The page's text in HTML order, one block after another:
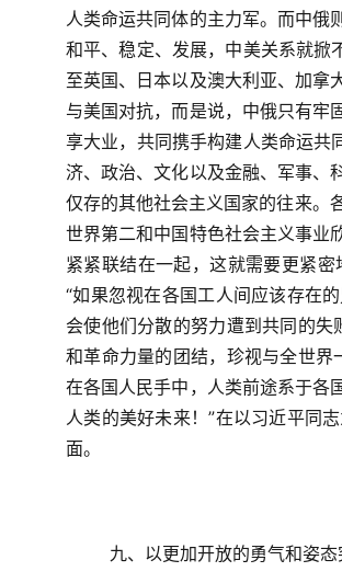
人类命运共同体的主力军。而中俄
和平、稳定、发展，中美关系就掀
至英国、日本以及澳大利亚、加拿
与美国对抗，而是说，中俄只有牢
享大业，共同携手构建人类命运共
济、政治、文化以及金融、军事、
仅存的其他社会主义国家的往来。
世界第二和中国特色社会主义事业
紧紧联结在一起，这就需要更紧
“如果忽视在各国工人间应该存在
会使他们分散的努力遭到共同的
和革命力量的团结，珍视与全世
在各国人民手中，人类前途系于各
人类的美好未来！”在以习近平同
面。
九、以更加开放的勇气和姿